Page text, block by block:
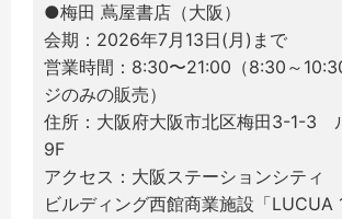
●梅田 蔦屋書店（大阪）
会期：2026年7月13日(月)まで
営業時間：8:30〜21:00（8:30～
ジのみの販売）
住所：大阪府大阪市北区梅田3-1-3
9F
アクセス：大阪ステーションシティ
ビルディング西館商業施設「LUCUA